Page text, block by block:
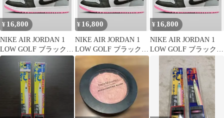
¥ 16,800
NIKE AIR JORDAN 1
LOW GOLF ブラック
グレー 26
¥ 16,800
NIKE AIR JORDAN 1
LOW GOLF ブラック
グレー 28
¥ 16,800
NIKE AIR JORDAN 1
LOW GOLF ブラック
グレー 27.5